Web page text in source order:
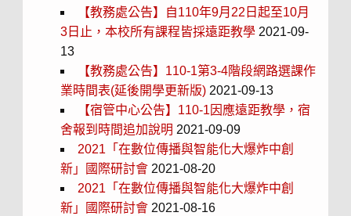
【教務處公告】自110年9月22日起至10月
3日止，本校所有課程皆採遠距教學2021-09-
13
【教務處公告】110-1第3-4階段網路選課作
業時間表(延後開學更新版)2021-09-13
【宿管中心公告】110-1因應遠距教學，宿
舍報到時間追加說明 2021-09-09
2021「在數位傳播與智能化大爆炸中創
新」國際研討會2021-08-20
2021「在數位傳播與智能化大爆炸中創
新」國際研討會2021-08-16